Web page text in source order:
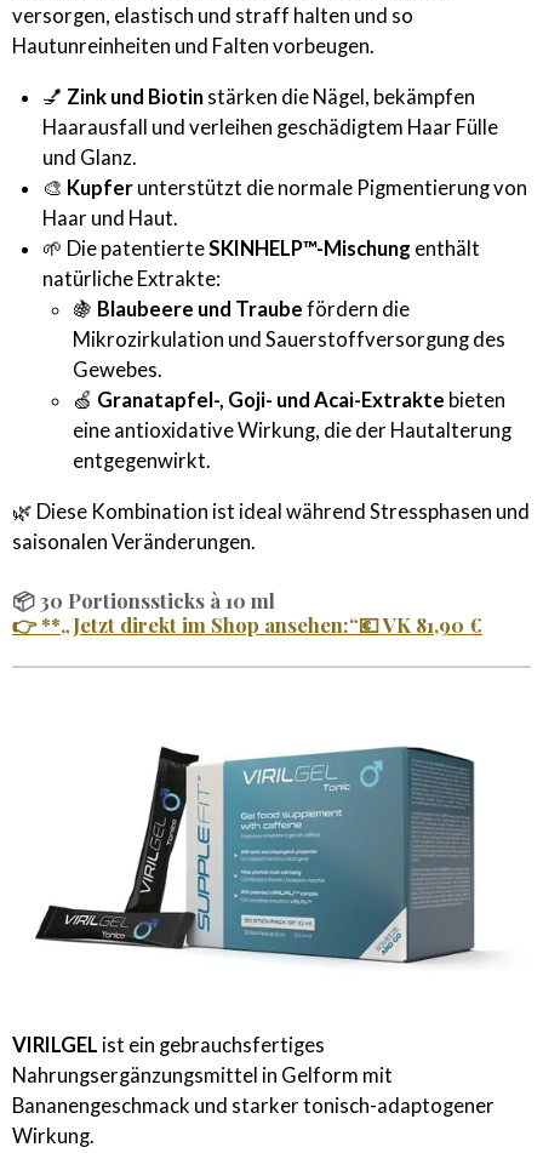
versorgen, elastisch und straff halten und so
Hautunreinheiten und Falten vorbeugen.
💅 Zink und Biotin stärken die Nägel, bekämpfen
Haarausfall und verleihen geschädigtem Haar Fülle
und Glanz.
🎨 Kupfer unterstützt die normale Pigmentierung von
Haar und Haut.
🌱 Die patentierteSKINHELP™-Mischung enthält
natürliche Extrakte:
🍇 Blaubeere und Traube fördern die
Mikrozirkulation und Sauerstoffversorgung des
Gewebes.
🍏 Granatapfel-, Goji- und Acai-Extrakte bieten
eine antioxidative Wirkung, die der Hautalterung
entgegenwirkt.
🌿 Diese Kombination ist ideal während Stressphasen und
saisonalen Veränderungen.
📦30 Portionssticks à 10 ml
👉 **„Jetzt direkt im Shop ansehen:“💶VK 81,90 €
VIRILGEL ist ein gebrauchsfertiges
Nahrungsergänzungsmittel in Gelform mit
Bananengeschmack und starker tonisch-adaptogener
Wirkung.